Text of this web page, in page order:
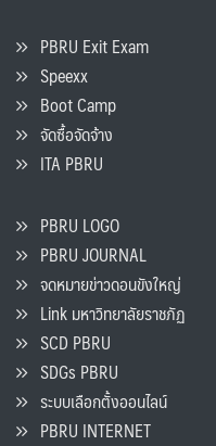
PBRU Exit Exam
Speexx
Boot Camp
จัดซื้อจัดจ้าง
ITA PBRU
PBRU LOGO
PBRU JOURNAL
จดหมายข่าวดอนขังใหญ่
Link มหาวิทยาลัยราชภัฏ
SCD PBRU
SDGs PBRU
ระบบเลือกตั้งออนไลน์
PBRU INTERNET